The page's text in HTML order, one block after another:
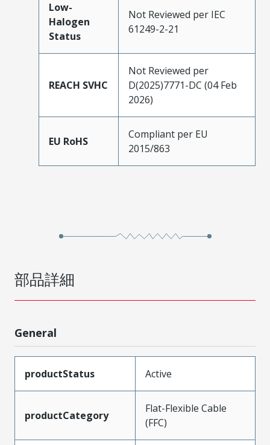
Low-
Halogen
Status
Not Reviewed per IEC
61249-2-21
REACH SVHC
Not Reviewed per
D(2025)7771-DC (04 Feb
2026)
EU RoHS
Compliant per EU
2015/863
部品詳細
General
productStatus Active
productCategory
Flat-Flexible Cable
(FFC)